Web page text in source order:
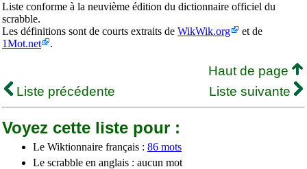
Liste conforme à la neuvième édition du dictionnaire officiel du
scrabble.
Les définitions sont de courts extraits de WikWik.org
et de
1Mot.net
.
Haut de page
Liste précédente
Liste suivante
Voyez cette liste pour :
Le Wiktionnaire français : 86 mots
Le scrabble en anglais : aucun mot